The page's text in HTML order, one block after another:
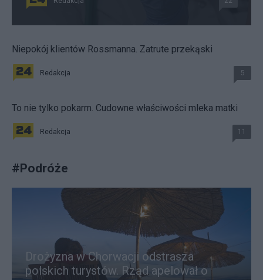
Niepokój klientów Rossmanna. Zatrute przekąski
Redakcja 5
To nie tylko pokarm. Cudowne właściwości mleka matki
Redakcja 11
#Podróże
Drożyzna w Chorwacji odstrasza
polskich turystów. Rząd apelował o